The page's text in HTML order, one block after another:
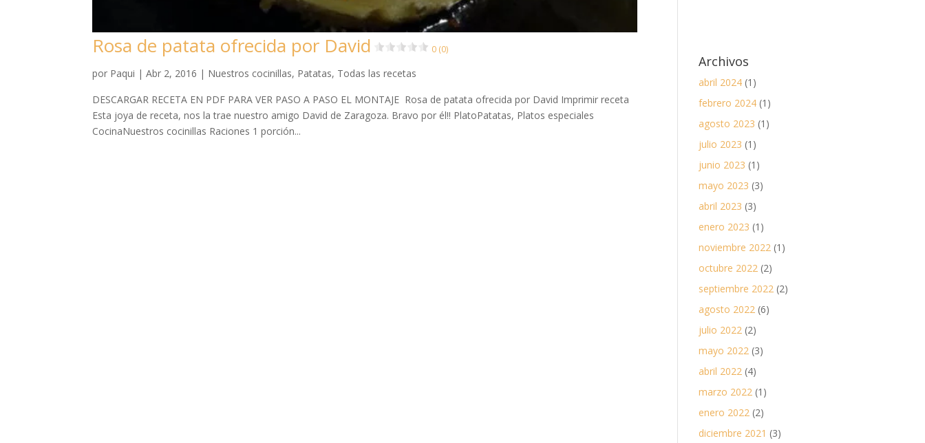
Rosa de patata ofrecida por David 0 (0)
por Paqui |Abr 2, 2016 | Nuestros cocinillas, Patatas, Todas las recetas
DESCARGAR RECETA EN PDF PARA VER PASO A PASO EL MONTAJE Rosa de patata ofrecida por David Imprimir receta
Esta joya de receta, nos la trae nuestro amigo David de Zaragoza. Bravo por él!! PlatoPatatas, Platos especiales
CocinaNuestros cocinillas Raciones 1 porción...
Archivos
abril 2024 (1)
febrero 2024 (1)
agosto 2023 (1)
julio 2023 (1)
junio 2023 (1)
mayo 2023 (3)
abril 2023 (3)
enero 2023 (1)
noviembre 2022 (1)
octubre 2022 (2)
septiembre 2022 (2)
agosto 2022 (6)
julio 2022 (2)
mayo 2022 (3)
abril 2022 (4)
marzo 2022 (1)
enero 2022 (2)
diciembre 2021 (3)